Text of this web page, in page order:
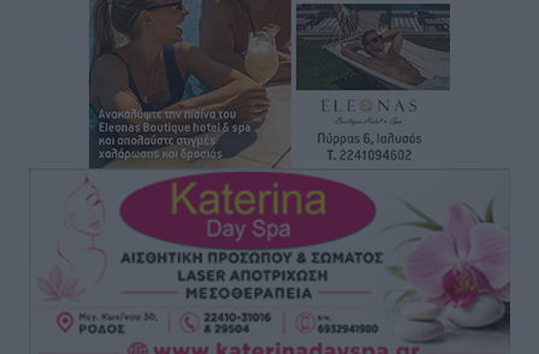
Μόνιμες θέσεις στους παιδικούς σταθμούς: Οι
προϋποθέσεις, η 24μηνη εμπειρία και οι προθεσμίες
για τους δήμους
Τοπικές Ειδήσεις• πριν 5 ώρες
Δεύτερη πηγή εισοδήματος για τους επαγγελματίες
ψαράδες ο αλιευτικός τουρισμός
Ειδήσεις πριν 5 ώρες
Μαρία Εκμεκτσίογλου: Η πίστη μου είναι το
μεγαλύτερο στήριγμα μου – Το προσκύνημα στην ιερά